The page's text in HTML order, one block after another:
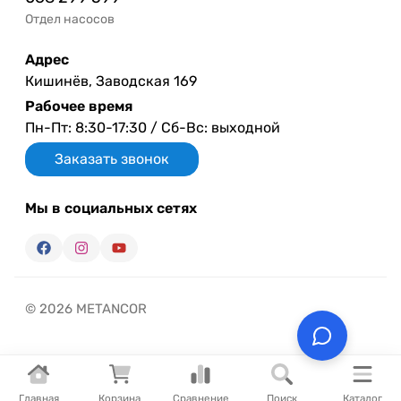
Главная Корзина Сравнение Поиск Каталог
Отдел насосов
Адрес
Кишинёв, Заводская 169
Рабочее время
Пн-Пт: 8:30-17:30 / Сб-Вс: выходной
Заказать звонок
Мы в социальных сетях
© 2026 METANCOR